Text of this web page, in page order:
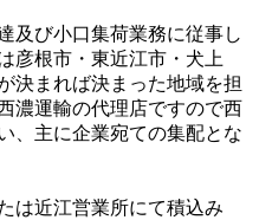
及び小口集荷業務に従事し
彦根市・東近江市・犬上
決まれば決まった地域を担
濃運輸の代理店ですので西
、主に企業宛ての集配とな
近江営業所にて積込み